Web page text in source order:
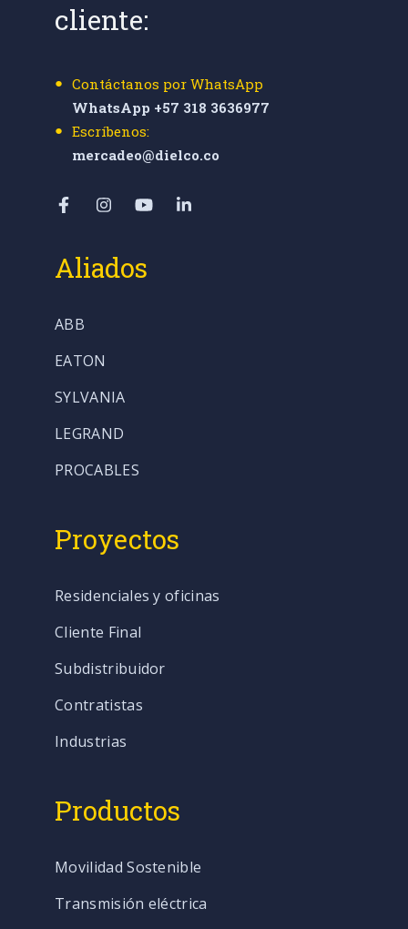
cliente:
Contáctanos por WhatsApp
WhatsApp +57 318 3636977
Escríbenos:
mercadeo@dielco.co
Aliados
ABB
EATON
SYLVANIA
LEGRAND
PROCABLES
Proyectos
Residenciales y oficinas
Cliente Final
Subdistribuidor
Contratistas
Industrias
Productos
Movilidad Sostenible
Transmisión eléctrica